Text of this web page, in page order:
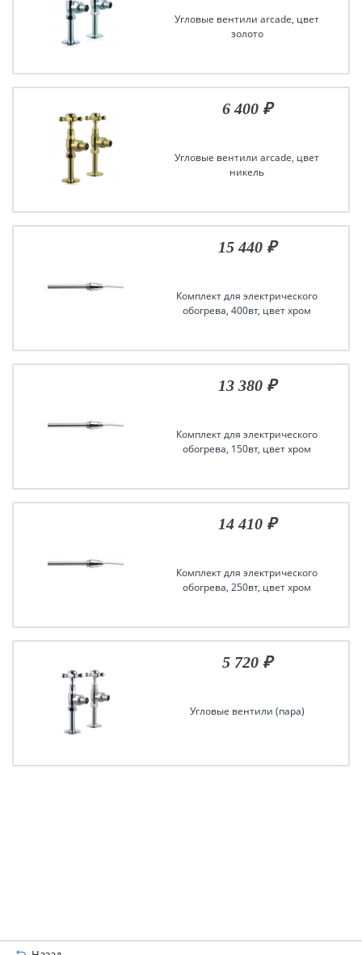
Угловые вентили arcade, цвет
золото
6 400 ₽
Угловые вентили arcade, цвет
никель
15 440 ₽
Комплект для электрического
обогрева, 400вт, цвет хром
13 380 ₽
Комплект для электрического
обогрева, 150вт, цвет хром
14 410 ₽
Комплект для электрического
обогрева, 250вт, цвет хром
5 720 ₽
Угловые вентили (пара)